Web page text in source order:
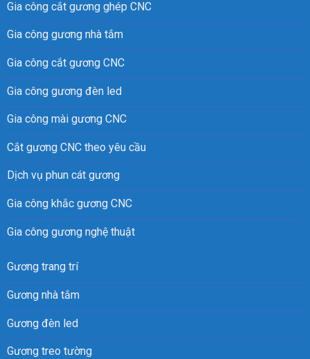
Gia công cắt gương ghép CNC
Gia công gương nhà tắm
Gia công cắt gương CNC
Gia công gương đèn led
Gia công mài gương CNC
Cắt gương CNC theo yêu cầu
Dịch vụ phun cát gương
Gia công khắc gương CNC
Gia công gương nghệ thuật
Gương trang trí
Gương nhà tắm
Gương đèn led
Gương treo tường